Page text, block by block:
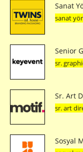
Sanat
sanat
Senior
sr.
Sr. Art
sr. art
Sosyal